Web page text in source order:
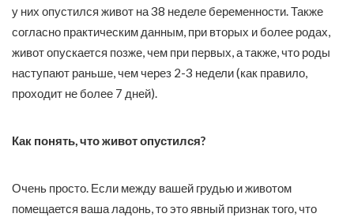
у них опустился живот на 38 неделе беременности. Также
согласно практическим данным, при вторых и более родах,
живот опускается позже, чем при первых, а также, что роды
наступают раньше, чем через 2-3 недели (как правило,
проходит не более 7 дней).
Как понять, что живот опустился?
Очень просто. Если между вашей грудью и животом
помещается ваша ладонь, то это явный признак того, что